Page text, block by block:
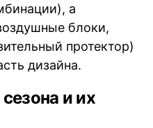
а
блоки,
протектор)
дизайна.
и их